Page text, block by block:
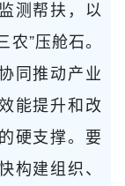
测帮扶，以
”压舱石。
同推动产业
能提升和改
硬支撑。要
构建组织、